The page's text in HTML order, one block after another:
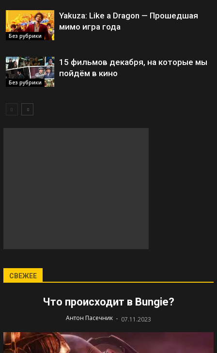
Без рубрики
Yakuza: Like a Dragon — Прошедшая
мимо игра года
Без рубрики
15 фильмов декабря, на которые мы
пойдём в кино
СВЕЖЕЕ
Что происходит в Bungie?
Антон Пасечник - 07.11.2023